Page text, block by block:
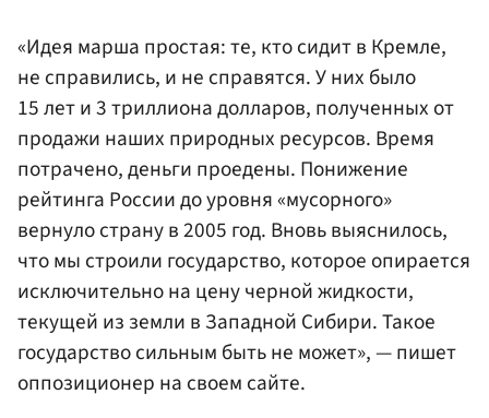
«Идея марша простая: те, кто сидит в Кремле,
не справились, и не справятся. У них было
15 лет и 3 триллиона долларов, полученных от
продажи наших природных ресурсов. Время
потрачено, деньги проедены. Понижение
рейтинга России до уровня «мусорного»
вернуло страну в 2005 год. Вновь выяснилось,
что мы строили государство, которое опирается
исключительно на цену черной жидкости,
текущей из земли в Западной Сибири. Такое
государство сильным быть не может», — пишет
оппозиционер на своем сайте.